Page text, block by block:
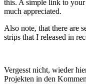
this. A simple link to
much appreciated.
Also note, that there are
strips that I released in
Vergesst nicht, wieder
Projekten in den